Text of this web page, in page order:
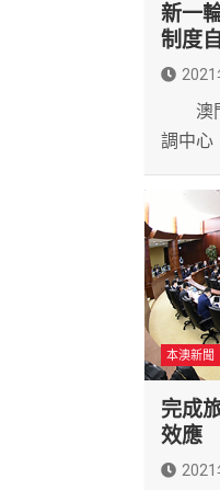
新一
制度
2021
澳門
調中心
本澳新聞
完成
效應
2021